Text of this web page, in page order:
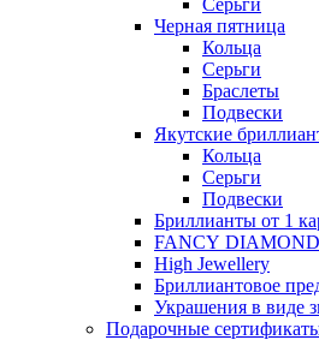
Серьги
Черная пятница
Кольца
Серьги
Браслеты
Подвески
Якутские
Кольца
Серьги
Подвески
Бриллианты от 1
FANCY
High Jewellery
Бриллиантовое
Украшения в виде
Подарочные